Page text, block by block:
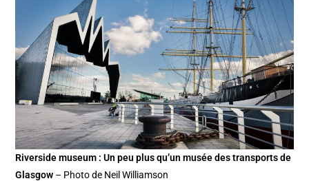
Riverside museum : Un peu plus qu’un musée des transports de
Glasgow – Photo de Neil Williamson